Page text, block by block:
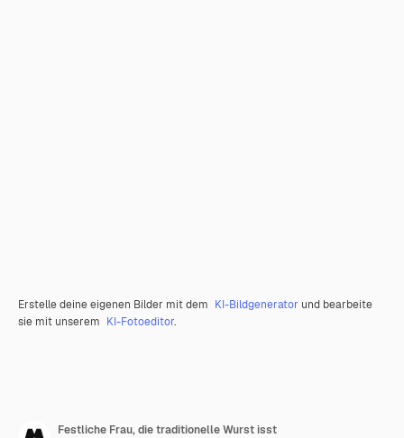
Erstelle deine eigenen Bilder mit dem KI-Bildgenerator und bearbeite
sie mit unserem KI-Fotoeditor.
Festliche Frau, die traditionelle Wurst isst